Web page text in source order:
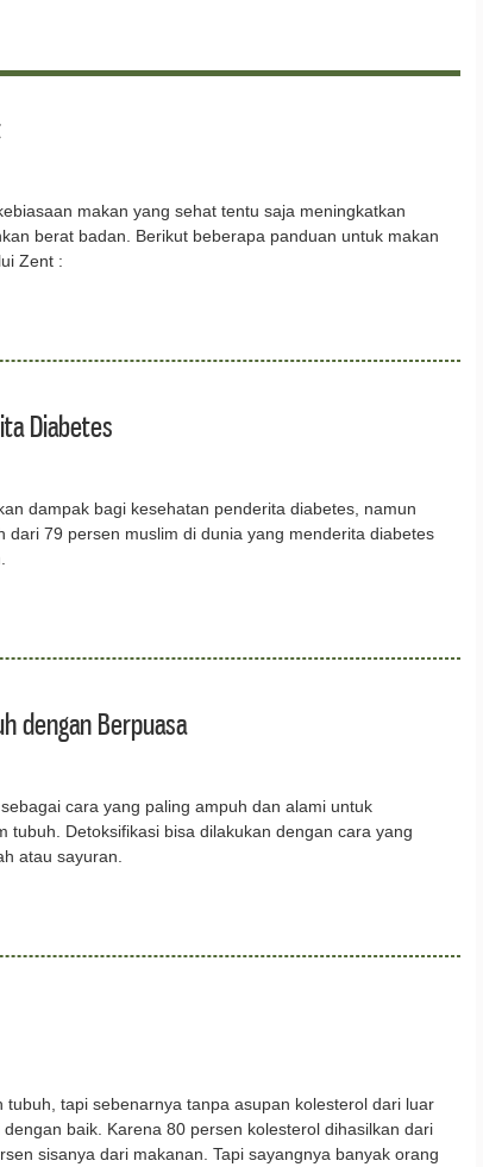
makan yang sehat tentu saja meningkatkan
berat badan. Berikut beberapa panduan untuk makan
Zent :
Diabetes
dampak bagi kesehatan penderita diabetes, namun
dari 79 persen muslim di dunia yang menderita diabetes
dengan Berpuasa
cara yang paling ampuh dan alami untuk
tubuh. Detoksifikasi bisa dilakukan dengan cara yang
atau sayuran.
tubuh, tapi sebenarnya tanpa asupan kolesterol dari luar
baik. Karena 80 persen kolesterol dihasilkan dari
sisanya dari makanan. Tapi sayangnya banyak orang